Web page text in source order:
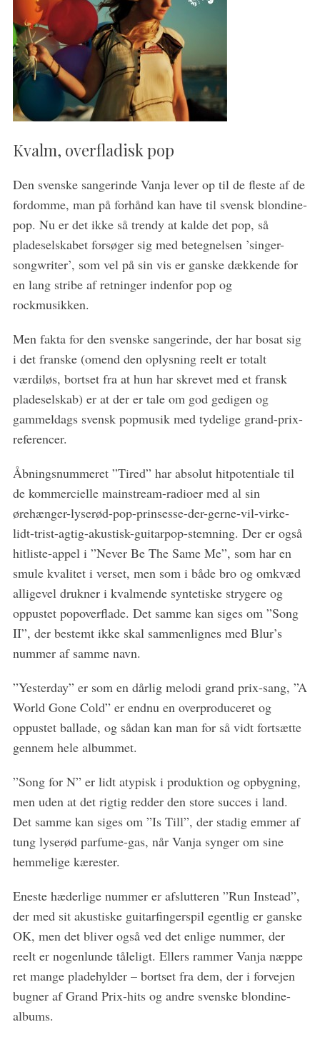
Kvalm, overfladisk pop
Den svenske sangerinde Vanja lever op til de fleste af de
fordomme, man på forhånd kan have til svensk blondine-
pop. Nu er det ikke så trendy at kalde det pop, så
pladeselskabet forsøger sig med betegnelsen ’singer-
songwriter’, som vel på sin vis er ganske dækkende for
en lang stribe af retninger indenfor pop og
rockmusikken.
Men fakta for den svenske sangerinde, der har bosat sig
i det franske (omend den oplysning reelt er totalt
værdiløs, bortset fra at hun har skrevet med et fransk
pladeselskab) er at der er tale om god gedigen og
gammeldags svensk popmusik med tydelige grand-prix-
referencer.
Åbningsnummeret ”Tired” har absolut hitpotentiale til
de kommercielle mainstream-radioer med al sin
ørehænger-lyserød-pop-prinsesse-der-gerne-vil-virke-
lidt-trist-agtig-akustisk-guitarpop-stemning. Der er også
hitliste-appel i ”Never Be The Same Me”, som har en
smule kvalitet i verset, men som i både bro og omkvæd
alligevel drukner i kvalmende syntetiske strygere og
oppustet popoverflade. Det samme kan siges om ”Song
II”, der bestemt ikke skal sammenlignes med Blur’s
nummer af samme navn.
”Yesterday” er som en dårlig melodi grand prix-sang, ”A
World Gone Cold” er endnu en overproduceret og
oppustet ballade, og sådan kan man for så vidt fortsætte
gennem hele albummet.
”Song for N” er lidt atypisk i produktion og opbygning,
men uden at det rigtig redder den store succes i land.
Det samme kan siges om ”Is Till”, der stadig emmer af
tung lyserød parfume-gas, når Vanja synger om sine
hemmelige kærester.
Eneste hæderlige nummer er afslutteren ”Run Instead”,
der med sit akustiske guitarfingerspil egentlig er ganske
OK, men det bliver også ved det enlige nummer, der
reelt er nogenlunde tåleligt. Ellers rammer Vanja næppe
ret mange pladehylder – bortset fra dem, der i forvejen
bugner af Grand Prix-hits og andre svenske blondine-
albums.
S
e
r
c
h
o
: